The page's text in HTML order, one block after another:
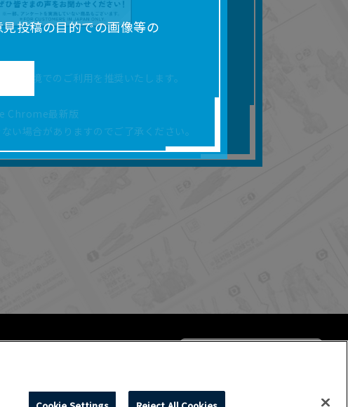
の環境でのご利用を推奨いたします。
Chrome最新版
い場合がありますのでご了承ください。
投稿の目的での画像等の
異なる場合があります。
場合があります。
性を保証するものではあ
あります。
みます。）等が生じたとし
ります。また当社は、本